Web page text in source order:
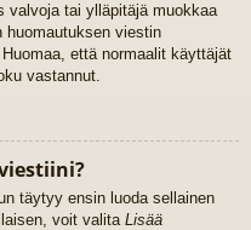
valvoja tai ylläpitäjä muokkaa
huomautuksen viestin
että normaalit käyttäjät
vastannut.
täytyy ensin luoda sellainen
voit valita Lisää